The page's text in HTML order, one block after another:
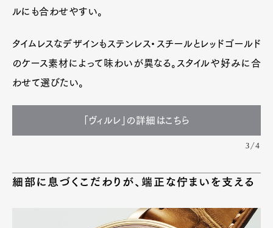
ルにも合わせやすい。
タイムレスなデザインもステンレス・スチールとレッドゴールド
のケース素材によって味わいが異なる。スタイルや好みに合
わせて選びたい。
「ヴィルレ」の詳細はこちら
3/4
細部に息づくこだわりが、端正な佇まいを支える